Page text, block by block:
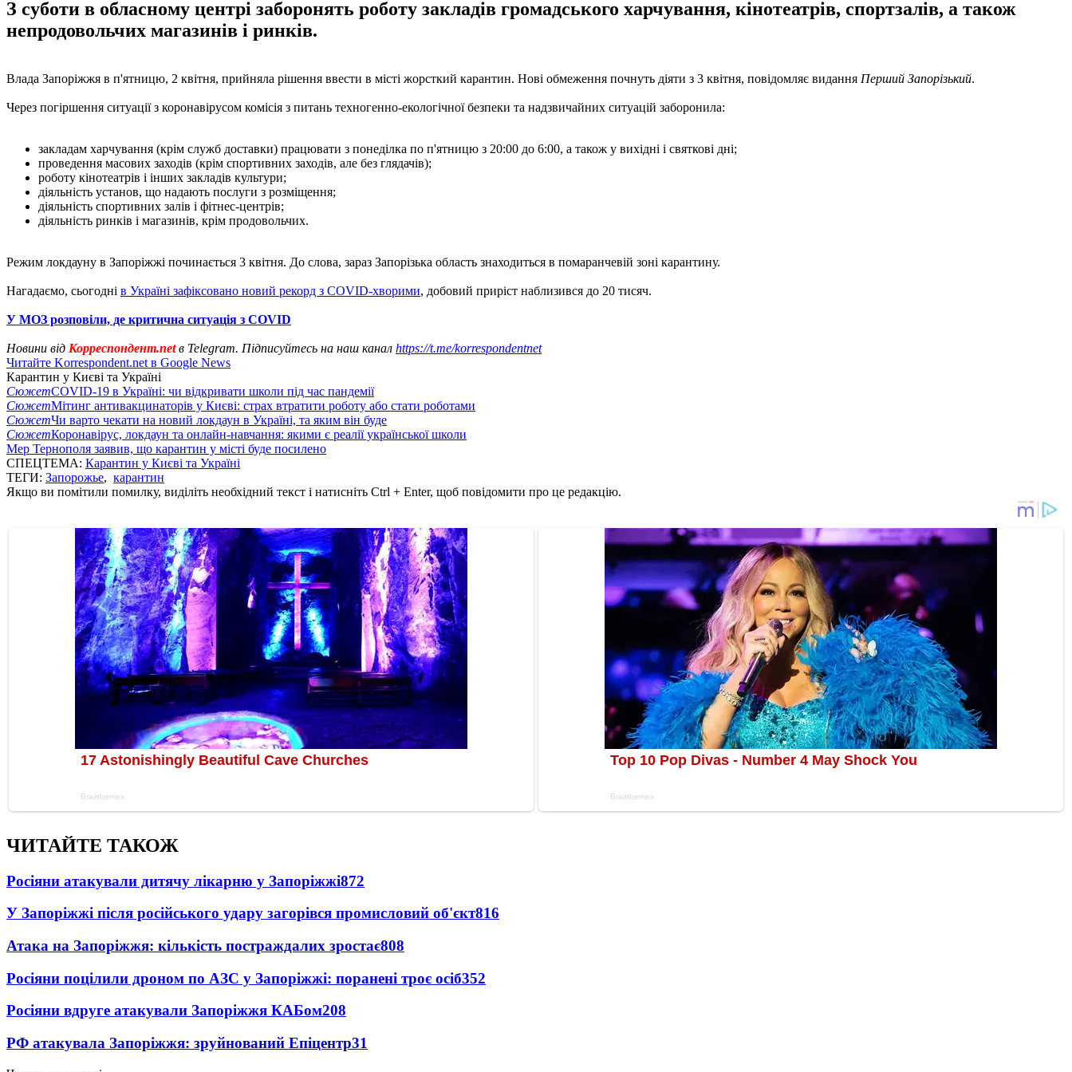
З суботи в обласному центрі заборонять роботу закладів громадського харчування, кінотеатрів, спортзалів, а також
непродовольчих магазинів і ринків.
Влада Запоріжжя в п'ятницю, 2 квітня, прийняла рішення ввести в місті жорсткий карантин. Нові обмеження почнуть діяти з 3 квітня, повідомляє видання Перший Запорізький.
Через погіршення ситуації з коронавірусом комісія з питань техногенно-екологічної безпеки та надзвичайних ситуацій заборонила:
закладам харчування (крім служб доставки) працювати з понеділка по п'ятницю з 20:00 до 6:00, а також у вихідні і святкові дні;
проведення масових заходів (крім спортивних заходів, але без глядачів);
роботу кінотеатрів і інших закладів культури;
діяльність установ, що надають послуги з розміщення;
діяльність спортивних залів і фітнес-центрів;
діяльність ринків і магазинів, крім продовольчих.
Режим локдауну в Запоріжжі починається 3 квітня. До слова, зараз Запорізька область знаходиться в помаранчевій зоні карантину.
Нагадаємо, сьогодні в Україні зафіксовано новий рекорд з COVID-хворими, добовий приріст наблизився до 20 тисяч.
У МОЗ розповіли, де критична ситуація з COVID
Новини від Корреспондент.netв Telegram. Підписуйтесь на наш канал https://t.me/korrespondentnet
Читайте Korrespondent.net в Google News
Карантин у Києві та Україні
СюжетCOVID-19 в Україні: чи відкривати школи під час пандемії
СюжетМітинг антивакцинаторів у Києві: страх втратити роботу або стати роботами
СюжетЧи варто чекати на новий локдаун в Україні, та яким він буде
СюжетКоронавірус, локдаун та онлайн-навчання: якими є реалії української школи
Мер Тернополя заявив, що карантин у місті буде посилено
СПЕЦТЕМА: Карантин у Києві та Україні
ТЕГИ: Запорожье, карантин
Якщо ви помітили помилку, виділіть необхідний текст і натисніть Ctrl + Enter, щоб повідомити про це редакцію.
ЧИТАЙТЕ ТАКОЖ
Росіяни атакували дитячу лікарню у Запоріжжі872
У Запоріжжі після російського удару загорівся промисловий об'єкт816
Атака на Запоріжжя: кількість постраждалих зростає808
Росіяни поцілили дроном по АЗС у Запоріжжі: поранені троє осіб352
Росіяни вдруге атакували Запоріжжя КАБом208
РФ атакувала Запоріжжя: зруйнований Епіцентр31